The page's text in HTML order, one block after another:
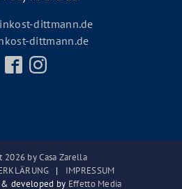
dittmann.de
dittmann.de
2026 byCasa Zarella
IMPRESSUM
developed by Effetto Media